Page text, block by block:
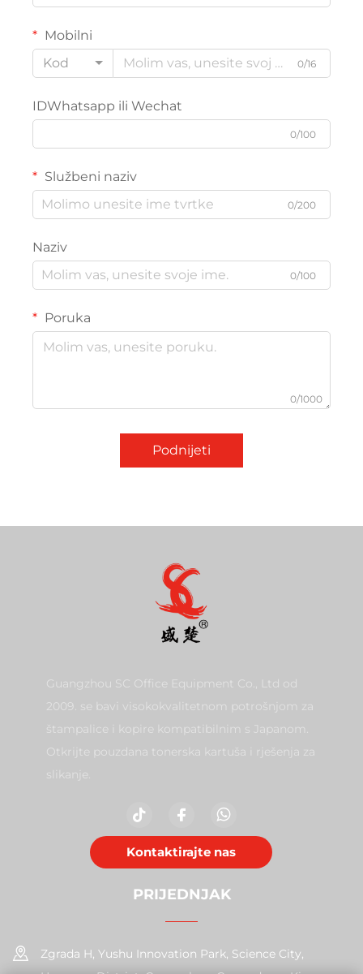
Mobilni
Kod
0/16
IDWhatsapp ili Wechat
0/100
Službeni naziv
0/200
Naziv
0/100
Poruka
0/1000
Podnijeti
Guangzhou SC Office Equipment Co., Ltd od
2009. se bavi visokokvalitetnom potrošnjom za
štampalice i kopire kompatibilnim s Japanom.
Otkrijte pouzdana tonerska kartuša i rješenja za
slikanje.
Kontaktirajte nas
PRIJEDNJAK
Zgrada H, Yushu Innovation Park, Science City,